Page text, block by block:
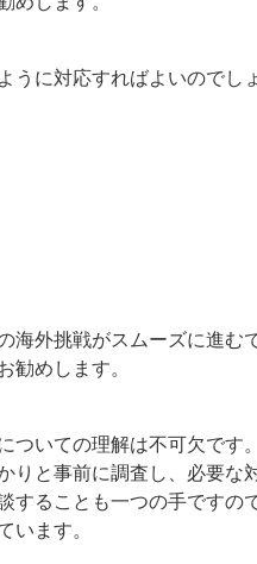
うに対応すればよいので
海外挑戦がスムーズに進
勧めします。
ついての理解は不可欠です
りと事前に調査し、必要な
することも一つの手ですの
います。